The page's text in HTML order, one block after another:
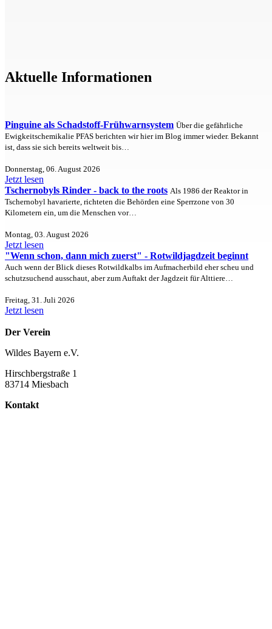
Aktuelle Informationen
Pinguine als Schadstoff-Frühwarnsystem Über die gefährliche
Ewigkeitschemikalie PFAS berichten wir hier im Blog immer wieder. Bekannt
ist, dass sie sich bereits weltweit bis…
Donnerstag, 06. August 2026
Jetzt lesen
Tschernobyls Rinder - back to the roots Als 1986 der Reaktor in
Tschernobyl havarierte, richteten die Behörden eine Sperrzone von 30
Kilometern ein, um die Menschen vor…
Montag, 03. August 2026
Jetzt lesen
"Wenn schon, dann mich zuerst" - Rotwildjagdzeit beginnt
Auch wenn der Blick dieses Rotwildkalbs im Aufmacherbild eher scheu und
schutzsuchend ausschaut, aber zum Auftakt der Jagdzeit für Alttiere…
Freitag, 31. Juli 2026
Jetzt lesen
Der Verein
Wildes Bayern e.V.
Hirschbergstraße 1
83714 Miesbach
Kontakt